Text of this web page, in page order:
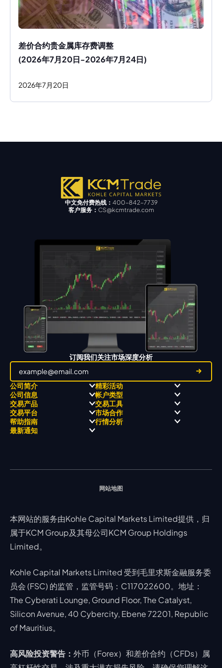
差价合约贵金属库存费调整
(2026年7月20日-2026年7月24日)
2026年7 月 20日
中文免付费热线： 400-842-7739
客户服务： CS@kcmtrade.com
订阅我们关注市场深度分析
公司简介
关于
关于 KCM Group
三大优势
奖项和成就
精彩活动
职业高尔夫 x 飘移队
全球高尔夫锦标赛
公司信息
经营理念
公开信息与风险披露
公司新闻
视频库
帐户类型
ECN 账户
STP 账户
账户比较
交易产品
Forex
贵金属
能源
交易工具
交易平台
MetaTrader 4
MetaTrader 5
市场合作
帮助指南 行情分析
最新通知
网站地图
本网站的服务由Kohle Capital Markets Limited提供，归
属于KCM Group及其母公司KCM Group Holdings
Limited。
Kohle Capital Markets Limited 受到毛里求斯金融服务委
员会 (FSC) 的监管，监管号码：C117022600。地址：
The Cyberati Lounge, Ground Floor, The Catalyst,
Silicon Avenue, 40 Cybercity, Ebene 72201, Republic
of Mauritius。
高风险投资警告： 外币（Forex）和差价合约（CFDs）属